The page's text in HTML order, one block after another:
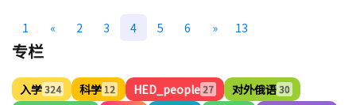
1 « 2 3 4 5 6 » 13
专栏
入学324 科学 12 HED_people27 对外俄语30